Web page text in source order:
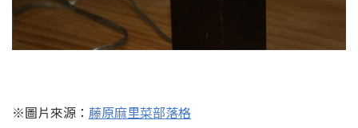
※圖片來源： 藤原麻里菜部落格